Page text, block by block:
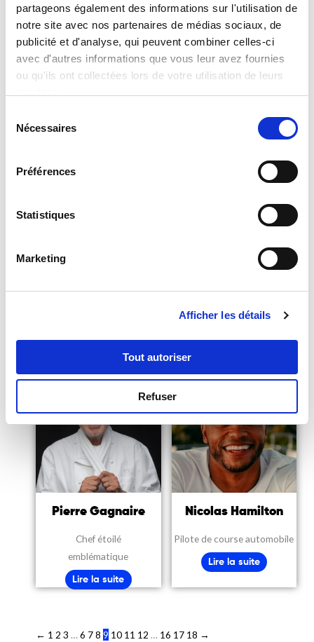
partageons également des informations sur l'utilisation de
notre site avec nos partenaires de médias sociaux, de
publicité et d'analyse, qui peuvent combiner celles-ci
avec d'autres informations que vous leur avez fournies
ou qu'ils ont collectées lors de votre utilisation de leurs
Nécessaires
Préférences
Statistiques
Marketing
Afficher les détails
Tout autoriser
Refuser
Ancienne ministre des
Lire la suite
Lire la suite
Consultant, auteur et
spécialisé en innovation et
Ganascia
Pierre Gagnaire
Chef étoilé
emblématique
Lire la suite
Nicolas Hamilton
Pilote de course automobile
Lire la suite
← 1 2 3 … 6 78 9 10 11 12 … 16 17 18 →